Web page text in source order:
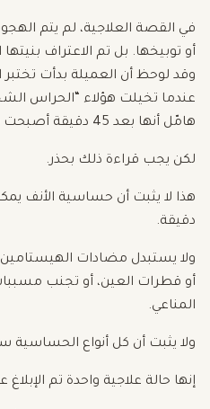
في القصة العلاجية، لم يتم
أو توبيخها. بل تم الاعتراف بنيتها
وقد لوحظ أن العميلة بدأت
عندما تخيلت هؤلاء “الحراس
هامّل أنها بعد 45 دقيقة أصبحت بلا أعراض.
لكن يجب قراءة ذلك بحذر.
دقيقة.
ولا يستبدل مضادات الهيستامين،
أو قطرات العين، أو تجنب
المناعي.
ولا يثبت أن كل أنواع
إنها حالة علاجية واحدة تم الإبلاغ